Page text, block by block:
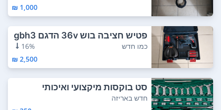
1,000 ₪
פטיש חציבה בוש 36v הדגם gbh3
6 vli הדגם ...
כמו חדש
16%
2,500 ₪
סט בוקסות מיקצועי ואיכותי
חדש באריזה